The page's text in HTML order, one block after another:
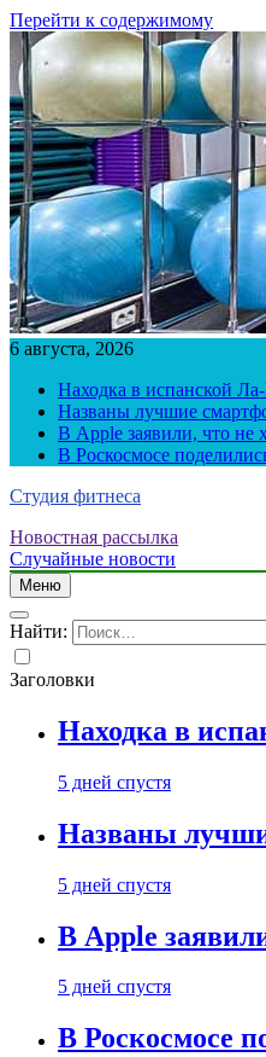
Перейти к содержимому
6 августа, 2026
Находка в испанской
Названы лучшие
В Apple заявили, что не
В Роскосмосе
Студия фитнеса
Новостная рассылка
Случайные новости
Меню
Найти:
Заголовки
Находка в
5 дней спустя
Названы
5 дней спустя
В Apple
5 дней спустя
В Роскосмосе